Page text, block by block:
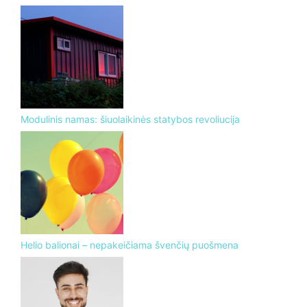
Modulinis namas: šiuolaikinės statybos revoliucija
Helio balionai – nepakeičiama švenčių puošmena